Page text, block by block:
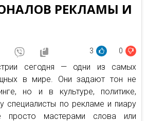
РЕКЛАМЫ И
3 0
сегодня — одни из самых
в мире. Они задают тон не
но и в культуре, политике,
специалисты по рекламе и пиару
мастерами слова или